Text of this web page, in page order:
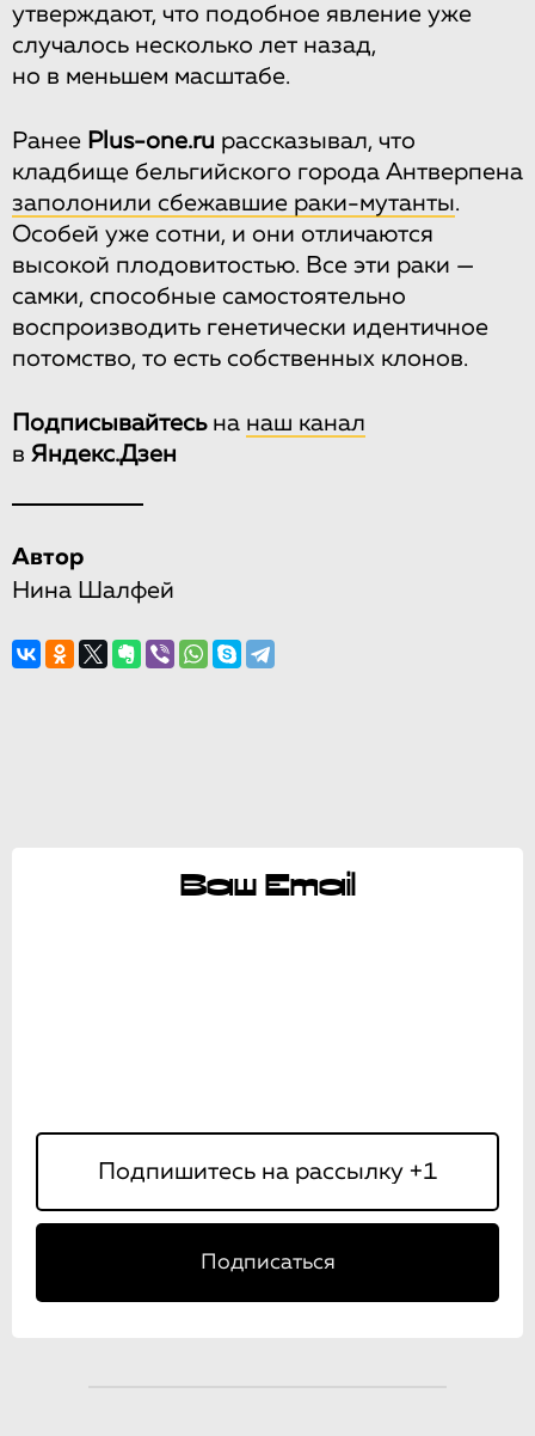
утверждают, что подобное явление уже
случалось несколько лет назад,
но в меньшем масштабе.
Ранее Plus-one.ru рассказывал, что
кладбище бельгийского города Антверпена
заполонили сбежавшие раки-мутанты.
Особей уже сотни, и они отличаются
высокой плодовитостью. Все эти раки —
самки, способные самостоятельно
воспроизводить генетически идентичное
потомство, то есть собственных клонов.
Подписывайтесьна наш канал
в Яндекс.Дзен
Автор
Нина Шалфей
Ваш Email
Подписаться